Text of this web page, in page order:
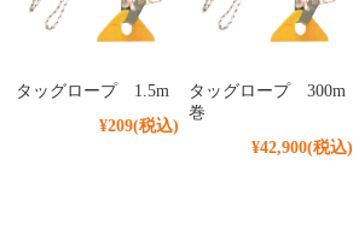
タッグロープ 1.5m
¥209(税込)
タッグロープ 300m
巻
¥42,900(税込)